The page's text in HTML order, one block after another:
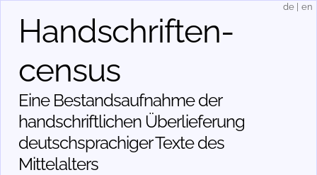
Handschriften­
census
Eine Bestandsaufnahme der
handschriftlichen Über­lieferung
deutschsprachiger Texte des
Mittelalters
de en